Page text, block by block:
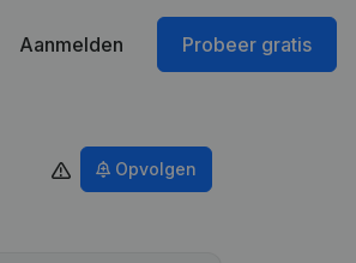
Aanmelden Probeer gratis
Opvolgen